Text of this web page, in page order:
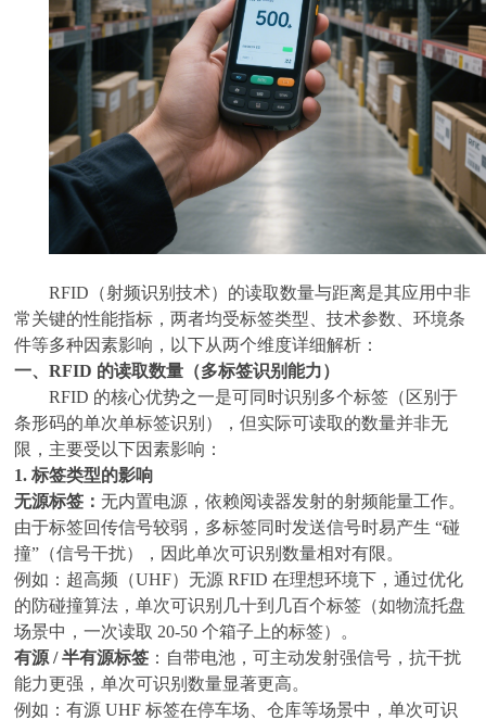
RFID（射频识别技术）的读取数量与距离是其应用中非
常关键的性能指标，两者均受标签类型、技术参数、环境条
件等多种因素影响，以下从两个维度详细解析：
一、RFID 的读取数量（多标签识别能力）
RFID 的核心优势之一是可同时识别多个标签（区别于
条形码的单次单标签识别），但实际可读取的数量并非无
限，主要受以下因素影响：
1. 标签类型的影响
无源标签：无内置电源，依赖阅读器发射的射频能量工作。
由于标签回传信号较弱，多标签同时发送信号时易产生 “碰
撞”（信号干扰），因此单次可识别数量相对有限。
例如：超高频（UHF）无源 RFID 在理想环境下，通过优化
的防碰撞算法，单次可识别几十到几百个标签（如物流托盘
场景中，一次读取 20-50 个箱子上的标签）。
有源 / 半有源标签 ：自带电池，可主动发射强信号，抗干扰
能力更强，单次可识别数量显著更高。
例如：有源 UHF 标签在停车场、仓库等场景中，单次可识